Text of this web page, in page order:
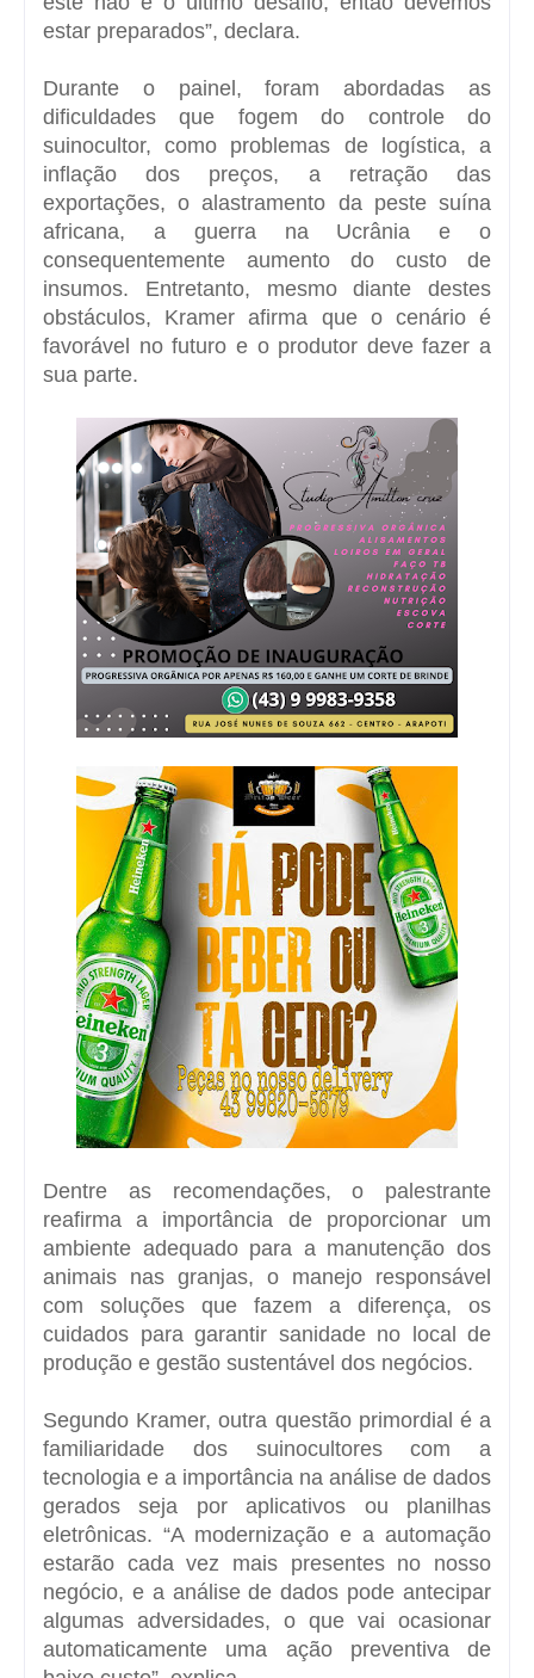
estar preparados”, declara.
Durante o painel, foram abordadas as
dificuldades que fogem do controle do
suinocultor, como problemas de logística, a
inflação dos preços, a retração das
exportações, o alastramento da peste suína
africana, a guerra na Ucrânia e o
consequentemente aumento do custo de
insumos. Entretanto, mesmo diante destes
obstáculos, Kramer afirma que o cenário é
favorável no futuro e o produtor deve fazer a
sua parte.
Dentre as recomendações, o palestrante
reafirma a importância de proporcionar um
ambiente adequado para a manutenção dos
animais nas granjas, o manejo responsável
com soluções que fazem a diferença, os
cuidados para garantir sanidade no local de
produção e gestão sustentável dos negócios.
Segundo Kramer, outra questão primordial é a
familiaridade dos suinocultores com a
tecnologia e a importância na análise de dados
gerados seja por aplicativos ou planilhas
eletrônicas. “A modernização e a automação
estarão cada vez mais presentes no nosso
negócio, e a análise de dados pode antecipar
algumas adversidades, o que vai ocasionar
automaticamente uma ação preventiva de